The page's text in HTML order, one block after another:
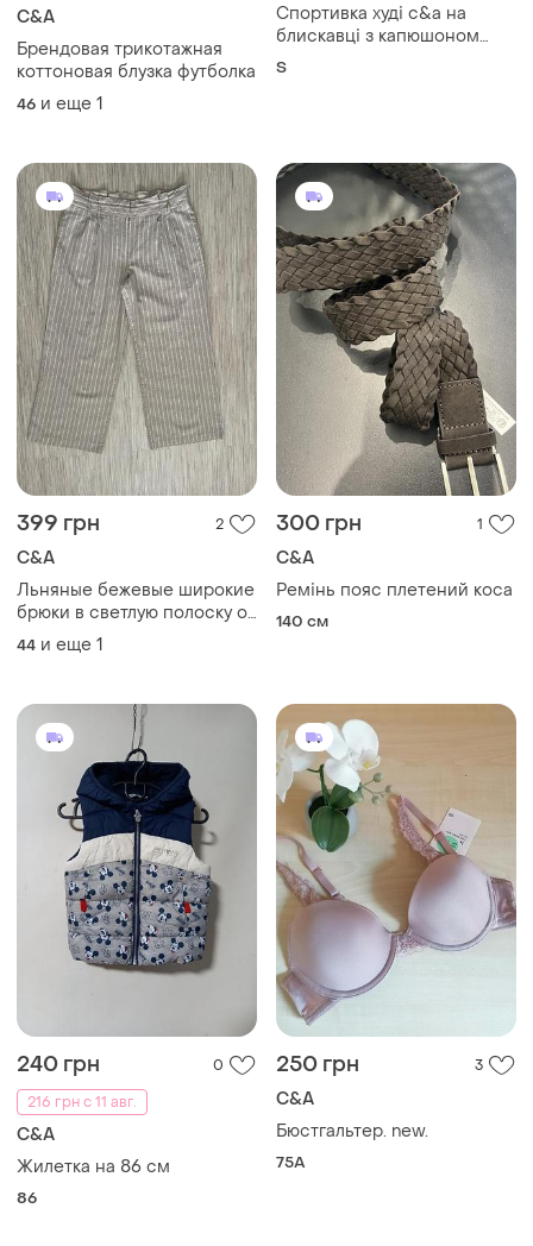
C&A
Брендовая трикотажная
коттоновая блузка футболка
46 и еще 1
Спортивка худі c&a на
блискавці з капюшоном
бавовна спортивна кофта, s
S
399 грн 2
C&A
Льняные бежевые широкие
брюки в светлую полоску от
c&amp;a, размер евр 44,
укр 52-54
44 и еще 1
300 грн 1
C&A
Ремінь пояс плетений коса
140 см
240 грн
0
216 грн с 11 авг.
C&A
Жилетка на 86 см
86
250 грн 3
C&A
Бюстгальтер. new.
75A